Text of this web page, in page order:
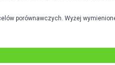
porównawczych. Wyżej